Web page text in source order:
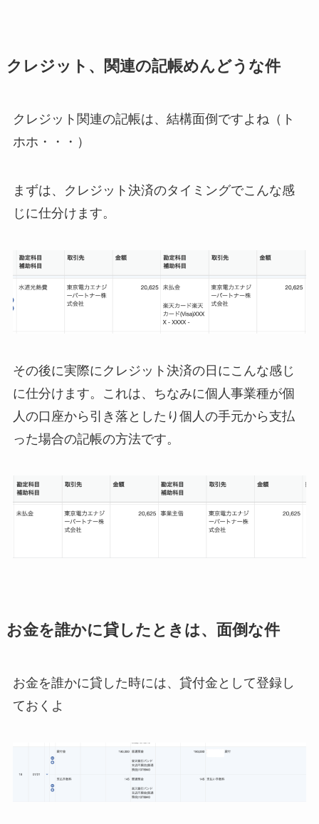
クレジット、関連の記帳めんどうな件
クレジット関連の記帳は、結構面倒ですよね（ト
ホホ・・・）
まずは、クレジット決済のタイミングでこんな感
じに仕分けます。
その後に実際にクレジット決済の日にこんな感じ
に仕分けます。これは、ちなみに個人事業種が個
人の口座から引き落としたり個人の手元から支払
った場合の記帳の方法です。
お金を誰かに貸したときは、面倒な件
お金を誰かに貸した時には、貸付金として登録し
ておくよ